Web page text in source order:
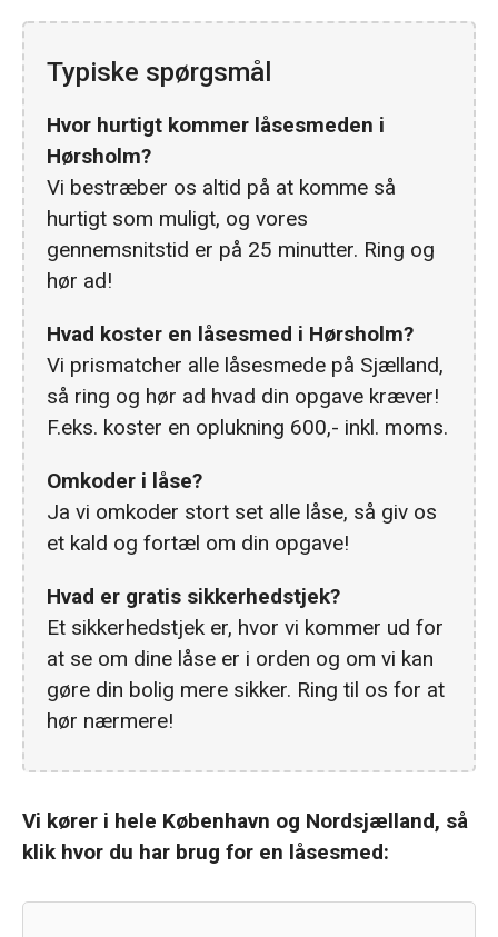
Typiske spørgsmål
Hvor hurtigt kommer låsesmeden i
Hørsholm?
Vi bestræber os altid på at komme så
hurtigt som muligt, og vores
gennemsnitstid er på 25 minutter. Ring og
hør ad!
Hvad koster en låsesmed i Hørsholm?
Vi prismatcher alle låsesmede på Sjælland,
så ring og hør ad hvad din opgave kræver!
F.eks. koster en oplukning 600,- inkl. moms.
Omkoder i låse?
Ja vi omkoder stort set alle låse, så giv os
et kald og fortæl om din opgave!
Hvad er gratis sikkerhedstjek?
Et sikkerhedstjek er, hvor vi kommer ud for
at se om dine låse er i orden og om vi kan
gøre din bolig mere sikker. Ring til os for at
hør nærmere!
Vi kører i hele København og Nordsjælland, så
klik hvor du har brug for en låsesmed: